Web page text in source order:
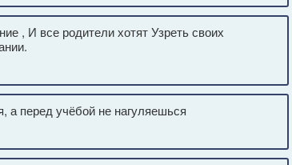
, И все родители хотят Узреть своих
перед учёбой не нагуляешься